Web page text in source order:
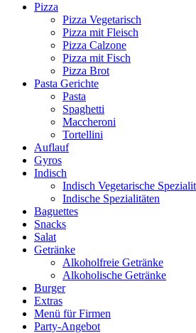
Pizza
Pizza Vegetarisch
Pizza mit Fleisch
Pizza Calzone
Pizza mit Fisch
Pizza Brot
Pasta Gerichte
Pasta
Spaghetti
Maccheroni
Tortellini
Auflauf
Gyros
Indisch
Indisch Vegetarische
Indische Spezialitäten
Baguettes
Snacks
Salat
Getränke
Alkoholfreie Getränke
Alkoholische Getränke
Burger
Extras
Menü für Firmen
Party-Angebot